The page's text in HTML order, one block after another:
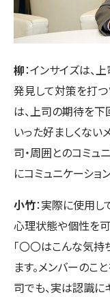
柳：インサイズは、
発見して対策を打つ
は、上司の期待を下
いった好ましくない
司・周囲とのコミュ
にコミュニケーショ
小竹：実際に使用
心理状態や個性を可
「〇〇はこんな気持
ます。メンバーのこ
司でも、実は認識に